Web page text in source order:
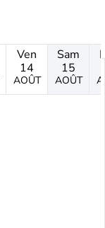
Ven
14
AOÛT
Sam
15
AOÛT